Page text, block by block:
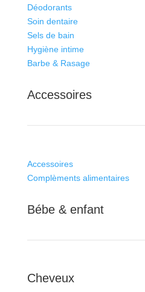
Déodorants
Soin dentaire
Sels de bain
Hygiène intime
Barbe & Rasage
Accessoires
Accessoires
Complèments alimentaires
Bébe & enfant
Cheveux